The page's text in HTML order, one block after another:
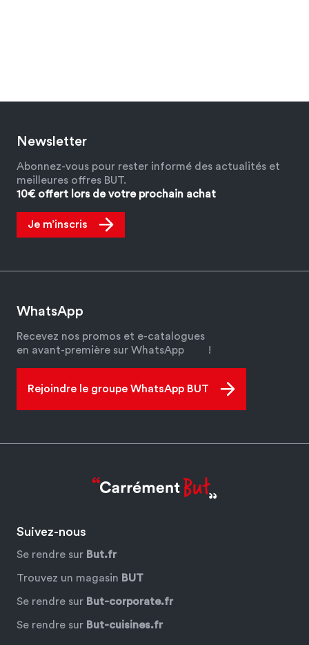
Newsletter
Abonnez-vous pour rester informé des actualités et
meilleures offres BUT.
10€ offert lors de votre prochain achat
Je m’inscris
WhatsApp
Recevez nos promos et e-catalogues
en avant-première sur WhatsApp
!
Rejoindre le groupe WhatsApp BUT
Suivez-nous
Se rendre sur But.fr
Trouvez un magasin BUT
Se rendre sur But-corporate.fr
Se rendre sur But-cuisines.fr